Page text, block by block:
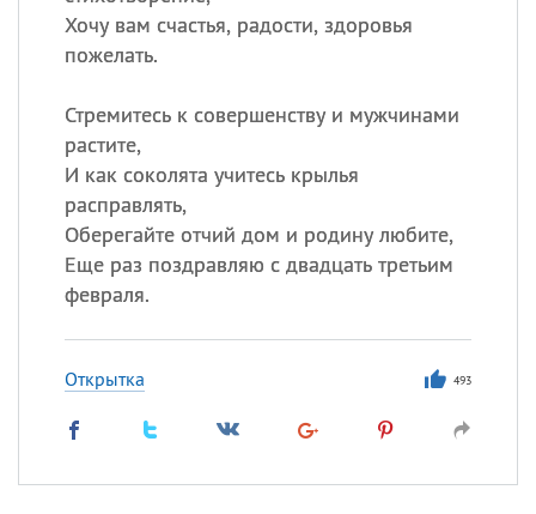
Хочу вам счастья, радости, здоровья
пожелать.
Стремитесь к совершенству и мужчинами
растите,
И как соколята учитесь крылья
расправлять,
Оберегайте отчий дом и родину любите,
Еще раз поздравляю с двадцать третьим
февраля.
Открытка 493